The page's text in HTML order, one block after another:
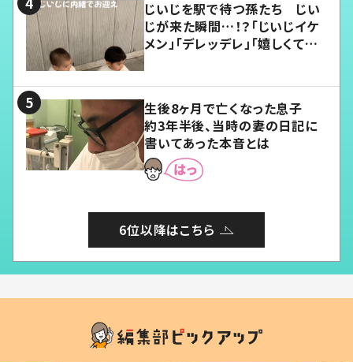
じいじを駅で待つ孫たち じい
じが来た瞬間…！？「じいじイケ
メン」「デレッデレ」「嬉しくて可
生後8ヶ月で亡くなった息子
約3年半後、当時の妻の日記に
書いてあった本音とは
6位以降はこちら